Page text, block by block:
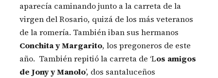
aparecía caminando junto a la carreta de la
virgen del Rosario, quizá de los más veteranos
de la romería. También iban sus hermanos
Conchita y Margarito, los pregoneros de este
año. También repitió la carreta de ‘Los amigos
de Jony y Manolo’, dos santaluceños